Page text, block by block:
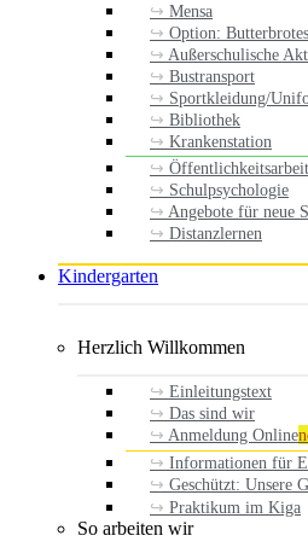
Mensa
Option:
Außerschulische
Bustransport
Sportkleidung/
Bibliothek
Krankenstation
Öffentlichkeitsarbeit
Schulpsychologie
Angebote für neue
Distanzlernen
Kindergarten
Herzlich Willkommen
Einleitungstext
Das sind wir
Anmeldung Online
Informationen für
Geschützt: Unsere
Praktikum im Kiga
So arbeiten wir